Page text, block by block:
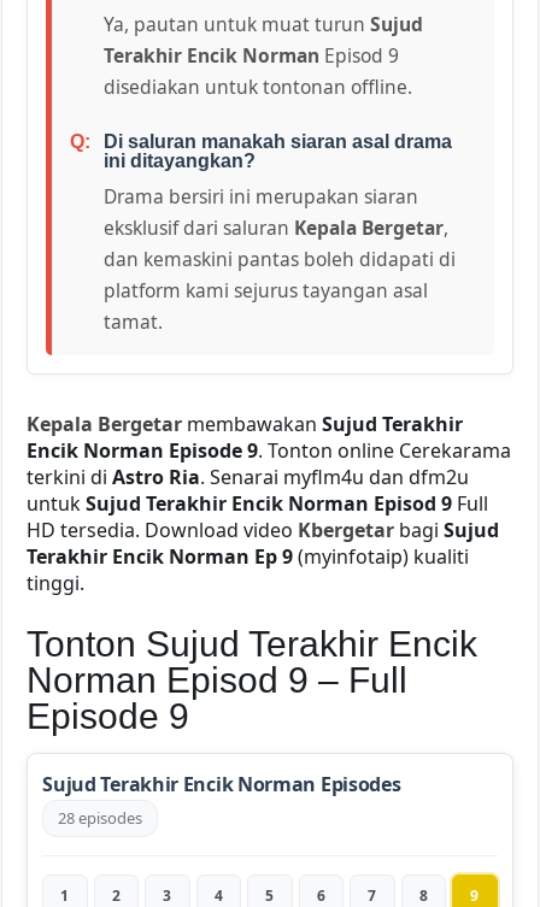
Ya, pautan untuk muat turunSujud
Terakhir Encik Norman Episod 9
disediakan untuk tontonan offline.
Di saluran manakah siaran asal drama
ini ditayangkan?
Drama bersiri ini merupakan siaran
eksklusif dari saluran Kepala Bergetar,
dan kemaskini pantas boleh didapati di
platform kami sejurus tayangan asal
tamat.
Kepala Bergetar membawakanSujud Terakhir
Encik Norman Episode 9. Tonton online Cerekarama
terkini diAstro Ria. Senarai myflm4u dan dfm2u
untukSujud Terakhir Encik Norman Episod 9 Full
HD tersedia. Download video Kbergetar bagiSujud
Terakhir Encik Norman Ep 9(myinfotaip) kualiti
tinggi.
Tonton Sujud Terakhir Encik
Norman Episod 9 – Full
Episode 9
Sujud Terakhir Encik Norman Episodes
28 episodes
1 2 3 4 5 6 7 8 9